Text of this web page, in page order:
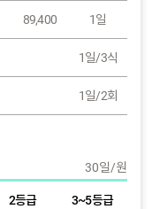
89,400 1일
1일/3식
1일/2회
30일/원
2등급 3~5등급